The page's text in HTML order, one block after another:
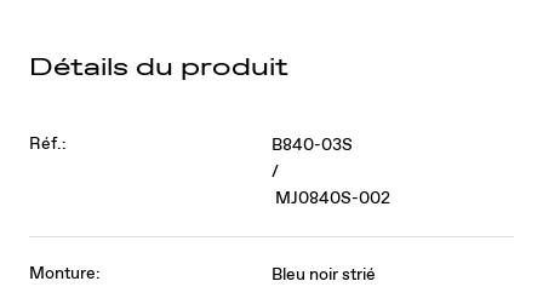
Détails du produit
Réf.:
B840-03S
/
MJ0840S-002
Monture: Bleu noir strié